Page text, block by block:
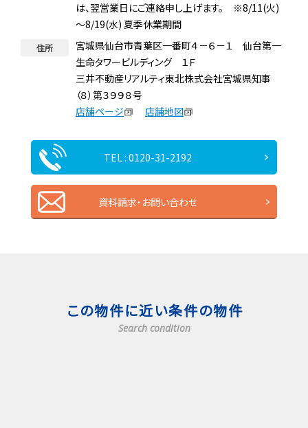
は、翌営業日にご連絡申し上げます。 ※8/11(火)
～8/19(水) 夏季休業期間
住所
宮城県仙台市青葉区一番町４－６－１ 仙台第一
生命タワービルディング １Ｆ
三井不動産リアルティ東北株式会社宮城県知事
（８）第３９９８号
店舗ページ
店舗地図
TEL : 0120-31-2192
資料請求・お問い合わせ
この物件に近い条件の物件
Search condition